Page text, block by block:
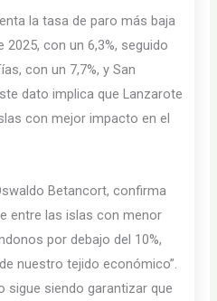
la tasa de paro más baja
con un 6,3%, seguido
con un 7,7%, y San
dato implica que Lanzarote
con mejor impacto en el
Betancort, confirma
entre las islas con menor
por debajo del 10%,
nuestro tejido económico”.
sigue siendo garantizar que